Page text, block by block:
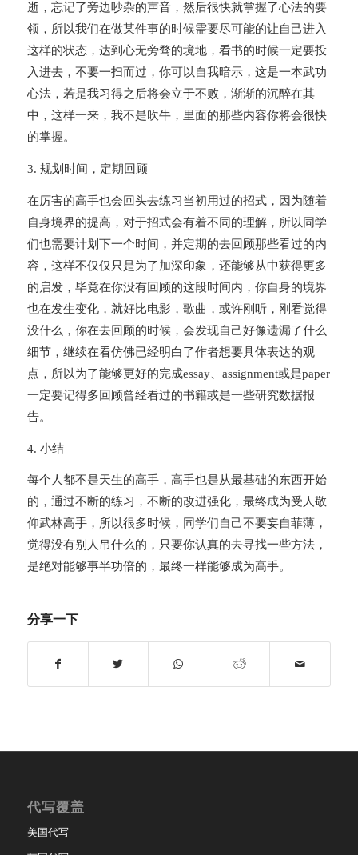
逝，忘记了旁边吵杂的声音，然后很快就掌握了心法的要
领，所以我们在做某件事的时候需要尽可能的让自己进入
这样的状态，达到心无旁骛的境地，看书的时候一定要投
入进去，不要一扫而过，你可以自我暗示，这是一本武功
心法，若是我习得之后将会立于不败，渐渐的沉醉在其
中，这样一来，我不是吹牛，里面的那些内容你将会很快
的掌握。
3. 规划时间，定期回顾
在厉害的高手也会回头去练习当初用过的招式，因为随着
自身境界的提高，对于招式会有着不同的理解，所以同学
们也需要计划下一个时间，并定期的去回顾那些看过的内
容，这样不仅仅只是为了加深印象，还能够从中获得更多
的启发，毕竟在你没有回顾的这段时间内，你自身的境界
也在发生变化，就好比电影，歌曲，或许刚听，刚看觉得
没什么，你在去回顾的时候，会发现自己好像遗漏了什么
细节，继续在看仿佛已经明白了作者想要具体表达的观
点，所以为了能够更好的完成essay、assignment或是paper
一定要记得多回顾曾经看过的书籍或是一些研究数据报
告。
4. 小结
每个人都不是天生的高手，高手也是从最基础的东西开始
的，通过不断的练习，不断的改进强化，最终成为受人敬
仰武林高手，所以很多时候，同学们自己不要妄自菲薄，
觉得没有别人吊什么的，只要你认真的去寻找一些方法，
是绝对能够事半功倍的，最终一样能够成为高手。
分享一下
代写覆盖
美国代写